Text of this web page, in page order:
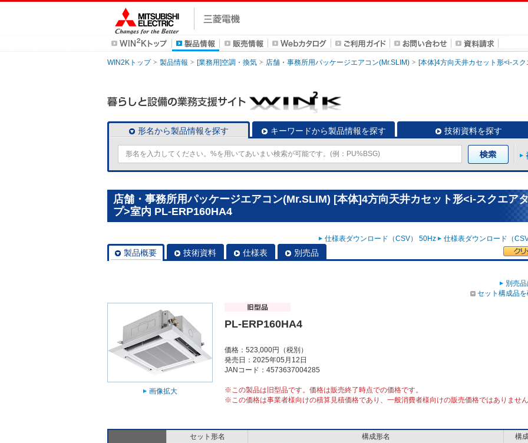
WIN2Kトップ 製品情報 [業務用]空調・換気 店舗・事務所用パッケージエアコン(Mr.SLIM) [本体]4方向天井カセット形<i-ス
形名から製品情報を探す キーワードから製品情報を探す 技術資料を探す
店舗・事務所用パッケージエアコン(Mr.SLIM) [本体]4方向天井カセット形<i-スクエア
プ>室内 PL-ERP160HA4
仕様表ダウンロード（CSV） 50Hz 仕様表ダウンロード（
製品概要 技術資料 仕様表 別売品
別売
セット構成品
画像拡大
PL-ERP160HA4
価格：523,000円（税別）
発売日：2025年05月12日
JANコード：4573637004285
※この製品は旧型品です。価格は販売終了時点での価格です。
※この価格は事業者様向けの積算見積価格であり、一般消費者様向けの販売価格ではありませ
セット形名 構成形名
構